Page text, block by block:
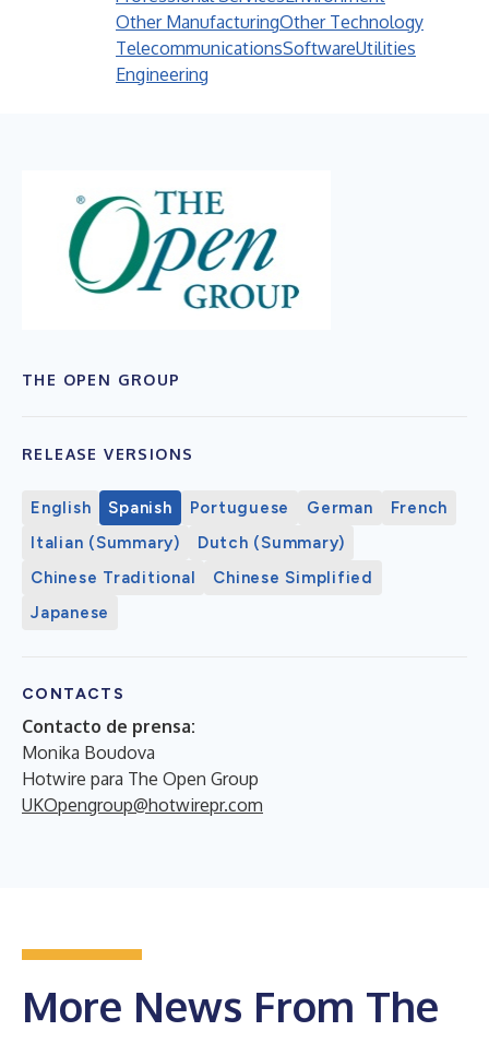
Other ManufacturingOther Technology
TelecommunicationsSoftwareUtilities
Engineering
THE OPEN GROUP
RELEASE VERSIONS
English Spanish Portuguese German
French
Italian (Summary)
Dutch (Summary)
Chinese Traditional
Chinese Simplified
Japanese
CONTACTS
Contacto de prensa:
Monika Boudova
Hotwire para The Open Group
UKOpengroup@hotwirepr.com
More News From The